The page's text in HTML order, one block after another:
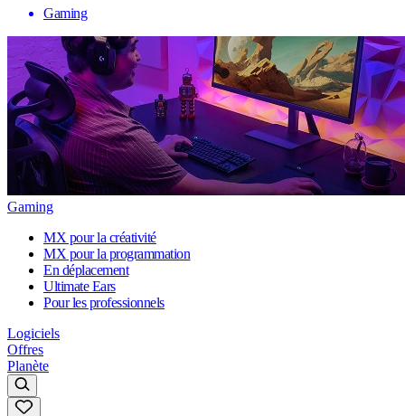
Gaming
Gaming
MX pour la créativité
MX pour la programmation
En déplacement
Ultimate Ears
Pour les professionnels
Logiciels
Offres
Planète